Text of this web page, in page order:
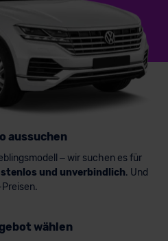
aussuchen
– wir suchen es für
und unverbindlich. Und
wählen